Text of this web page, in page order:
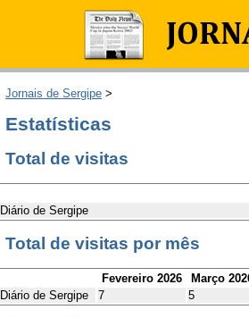
Jornais de Sergipe >
Estatísticas
Total de visitas
Diário de Sergipe
Total de visitas por mês
Fevereiro 2026
Março
Diário de Sergipe
7 5